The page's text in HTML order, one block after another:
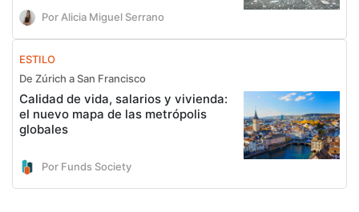
Por Alicia Miguel Serrano
ESTILO
De Zúrich a San Francisco
Calidad de vida, salarios y vivienda:
el nuevo mapa de las metrópolis
globales
Por Funds Society